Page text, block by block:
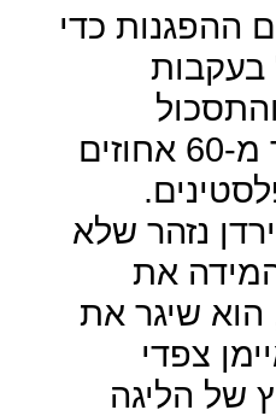
ההפגנות כדי
בעקבות
בממלכה שיותר מ-60 אחוזים
נזהר שלא
את
שיגר את
צפדי
של הליגה